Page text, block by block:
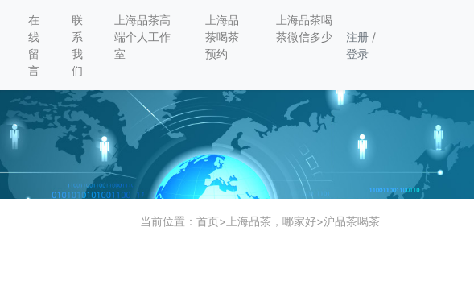
在
线
留
言
联
系
我
们
上海品茶高
端个人工作
室
上海品
茶喝茶
预约
上海品茶喝
茶微信多少
注册 /
登录
当前位置： 首页> 上海品茶，哪家好>沪品茶喝茶